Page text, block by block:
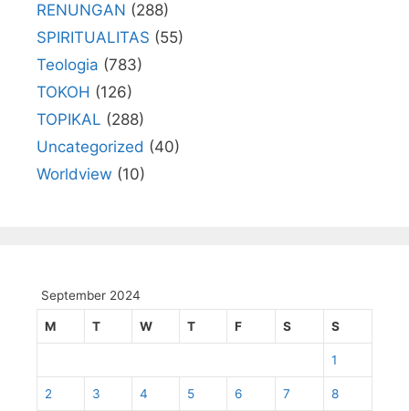
RENUNGAN (288)
SPIRITUALITAS (55)
Teologia (783)
TOKOH (126)
TOPIKAL (288)
Uncategorized (40)
Worldview (10)
September 2024
M T W T F S S
1
2 3 4 5 6 7 8